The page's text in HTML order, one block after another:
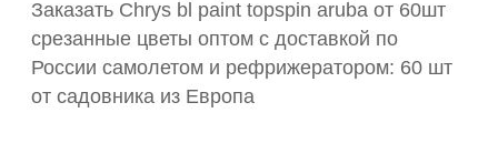
Заказать Chrys bl paint topspin aruba от 60шт
срезанные цветы оптом с доставкой по
России самолетом и рефрижератором: 60 шт
от садовника из Европа